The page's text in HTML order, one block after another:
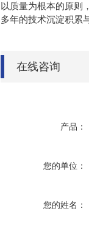
以质量为根本的原则
多年的技术沉淀积累
在线咨询
产品：
您的单位：
您的姓名：